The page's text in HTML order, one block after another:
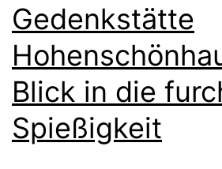
Gedenkstätte
Blick in die
Spießigkeit